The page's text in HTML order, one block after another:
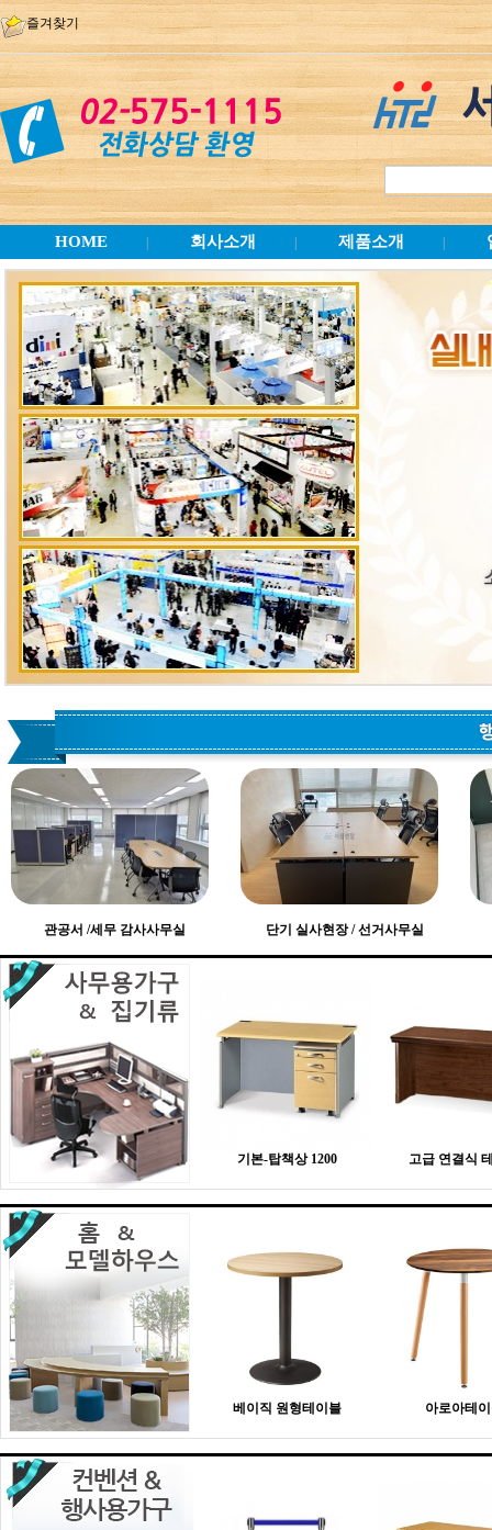
즐겨찾기
HOME 회사소개 제품소개
관공서 /세무 감사사무실 단기 실사현장 / 선거사무실
기본-탑책상 1200 고급 연결식
베이직 원형테이블 아로아테